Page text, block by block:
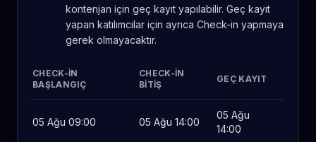
kontenjan için geç kayıt yapılabilir. Geç kayıt
yapan katılımcılar için ayrıca Check-in yapmaya
gerek olmayacaktır.
CHECK-IN
BAŞLANGIÇ
CHECK-IN
BITIŞ
GEÇ KAYIT
05 Ağu 09:00 05 Ağu 14:00
05 Ağu
14:00